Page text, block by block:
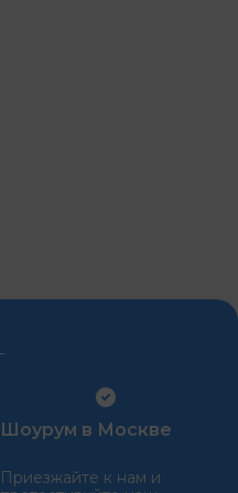
Шоурум в Москве
Приезжайте к нам и